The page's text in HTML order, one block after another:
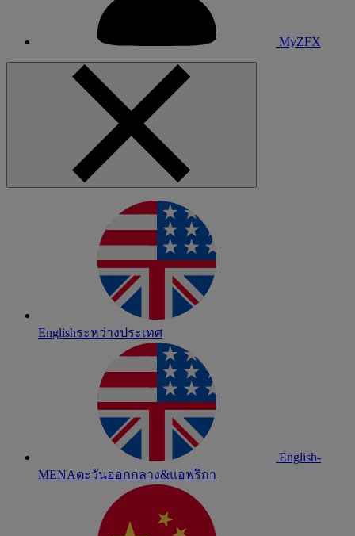
MyZFX
Englishระหว่างประเทศ
English-
MENAตะวันออกกลาง&แอฟริกา